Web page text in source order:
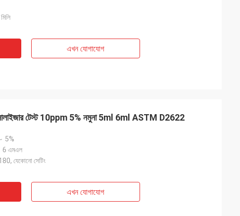
এখন যোগাযোগ
টেস্ট 10ppm 5% নমুনা 5ml 6ml ASTM D2622
5%
6 এমএল
যেকোনো সেটিং
এখন যোগাযোগ